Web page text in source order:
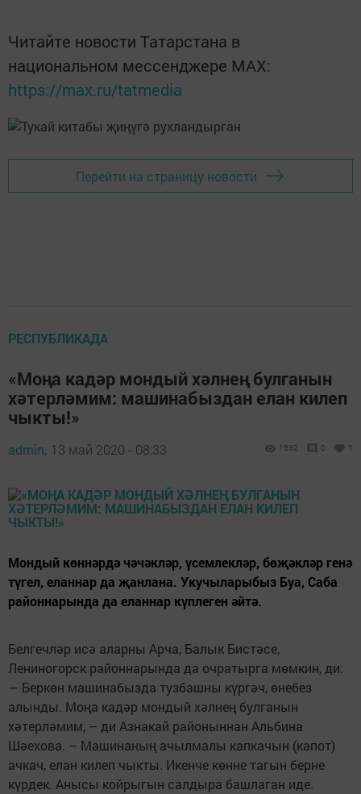
Читайте новости Татарстана в
национальном мессенджере MАХ:
https://max.ru/tatmedia
Перейти на страницу новости
РЕСПУБЛИКАДА
«Моңа кадәр мондый хәлнең булганын
хәтерләмим: машинабыздан елан килеп
чыкты!»
admin, 13 май 2020 - 08:33 1632 0 1
Мондый көннәрдә чәчәкләр, үсемлекләр, бөҗәкләр генә
түгел, еланнар да җанлана. Укучыларыбыз Буа, Саба
районнарында да еланнар күплеген әйтә.
Белгечләр исә аларны Арча, Балык Бистәсе,
Лениногорск районнарында да очратырга мөмкин, ди.
— Беркөн машинабызда тузбашны күргәч, өнебез
алынды. Моңа кадәр мондый хәлнең булганын
хәтерләмим, – ди Азнакай районыннан Альбина
Шәехова. – Машинаның ачылмалы капкачын (капот)
ачкач, елан килеп чыкты. Икенче көнне тагын берне
күрдек. Анысы койрыгын салдыра башлаган иде.